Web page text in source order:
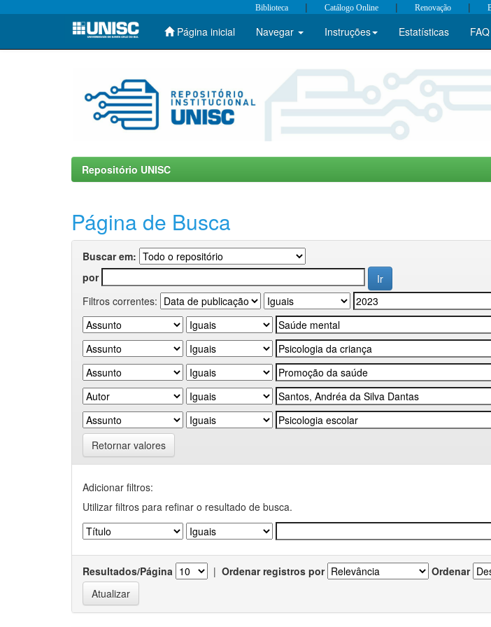
Skip
Biblioteca | Catálogo Online | Renovação |
Página inicial Navegar Instruções Estatísticas FAQ
Repositório UNISC
Página de Busca
Buscar em:
por
Filtros correntes:
Retornar valores
Adicionar filtros:
Utilizar filtros para refinar o resultado de busca.
Resultados/Página | Ordenar registros por Ordenar